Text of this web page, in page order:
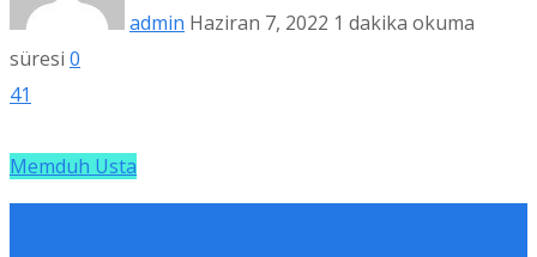
admin Haziran 7, 2022 1 dakika okuma
süresi 0
41
Memduh Usta